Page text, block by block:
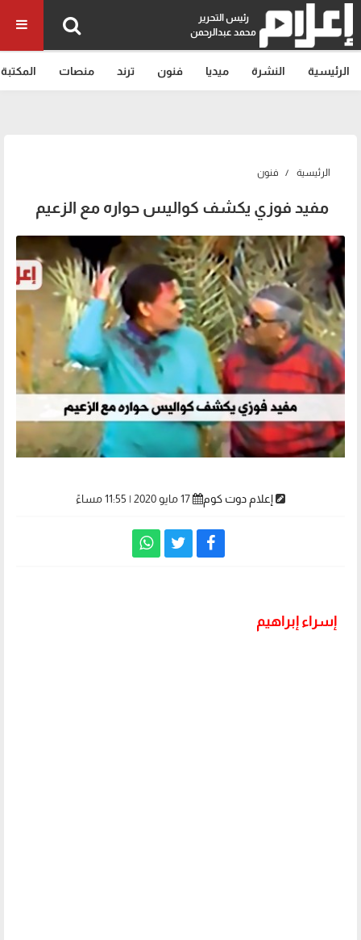
رئيس التحرير
محمد عبدالرحمن
الرئيسية النشرة ميديا فنون ترند منصات المكتبة
الرئيسية فنون
مفيد فوزي يكشف كواليس حواره مع الزعيم
إعلام دوت كوم
إسراء إبراهيم